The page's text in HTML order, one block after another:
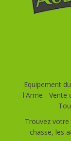
Equipement
l'Arme - Vente
Trouvez
chasse, les